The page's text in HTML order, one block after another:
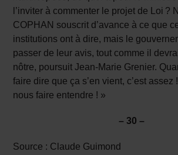
l’inviter à commenter le projet de Loi ?
COPHAN souscrit d’avance à ce que
institutions ont à dire, mais le
passer de leur avis, tout comme il
nôtre, poursuit Jean-Marie Grenier.
faire dire que ça s’en vient, c’est assez
nous faire entendre ! »
– 30 –
Source : Claude Guimond